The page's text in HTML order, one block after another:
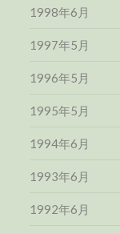
1998年6月
1997年5月
1996年5月
1995年5月
1994年6月
1993年6月
1992年6月